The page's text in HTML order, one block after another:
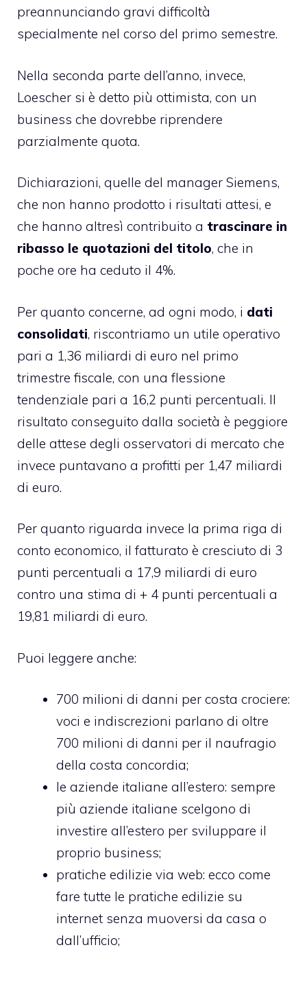
preannunciando gravi difficoltà
specialmente nel corso del primo semestre.
Nella seconda parte dell’anno, invece,
Loescher si è detto più ottimista, con un
business che dovrebbe riprendere
parzialmente quota.
Dichiarazioni, quelle del manager Siemens,
che non hanno prodotto i risultati attesi, e
che hanno altresì contribuito a trascinare in
ribasso le quotazioni del titolo, che in
poche ore ha ceduto il 4%.
Per quanto concerne, ad ogni modo, i dati
consolidati, riscontriamo un utile operativo
pari a 1,36 miliardi di euro nel primo
trimestre fiscale, con una flessione
tendenziale pari a 16,2 punti percentuali. Il
risultato conseguito dalla società è peggiore
delle attese degli osservatori di mercato che
invece puntavano a profitti per 1,47 miliardi
di euro.
Per quanto riguarda invece la prima riga di
conto economico, il fatturato è cresciuto di 3
punti percentuali a 17,9 miliardi di euro
contro una stima di + 4 punti percentuali a
19,81 miliardi di euro.
Puoi leggere anche:
700 milioni di danni per costa crociere:
voci e indiscrezioni parlano di oltre
700 milioni di danni per il naufragio
della costa concordia;
le aziende italiane all’estero: sempre
più aziende italiane scelgono di
investire all’estero per sviluppare il
proprio business;
pratiche edilizie via web: ecco come
fare tutte le pratiche edilizie su
internet senza muoversi da casa o
dall’ufficio;